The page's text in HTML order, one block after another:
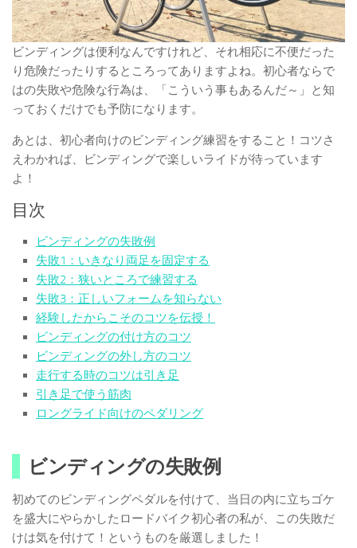
ビンディングは便利なんですけれど、それ相応に不便だった
り危険だったりするところってありますよね。初心者ならで
はの失敗や危険な行為は、「こういう事もあるんだ～」と知
っておくだけでも予防になります。
あとは、初心者向けのビンディング練習をすること！コツさ
えわかれば、ビンディングで楽しいライドが待っています
よ！
目次
ビンディングの失敗例
失敗1：いきなり両足を固定する
失敗2：狭いところで練習する
失敗3：正しいフォームを知らない
経験したからこそのコツを伝授！
ビンディングの付け方のコツ
ビンディングの外し方のコツ
走行する時のコツは引き足
引き足で使う筋肉
ロングライド向けのペダリング
ビンディングの失敗例
初めてのビンディングペダルを付けて、当日の内に立ちゴケ
を盛大にやらかしたロードバイク初心者の私が、この失敗だ
けは気を付けて！というものを厳選しました！